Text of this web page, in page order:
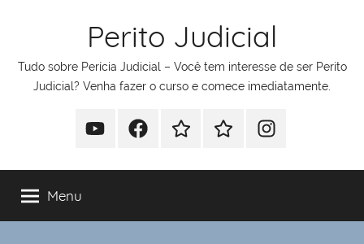
conteúdo
Perito Judicial
Tudo sobre Perícia Judicial – Você tem interesse de ser Perito
Judicial? Venha fazer o curso e comece imediatamente.
YoutubeFacebookWhatsappTelegramInstagram
Menu